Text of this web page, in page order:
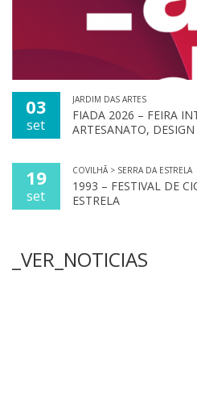
03
set
JARDIM DAS ARTES
FIADA 2026 – FEIRA
ARTESANATO, DESIGN
19
set
COVILHÃ > SERRA DA ESTRELA
1993 – FESTIVAL DE
ESTRELA
_VER_NOTICIAS